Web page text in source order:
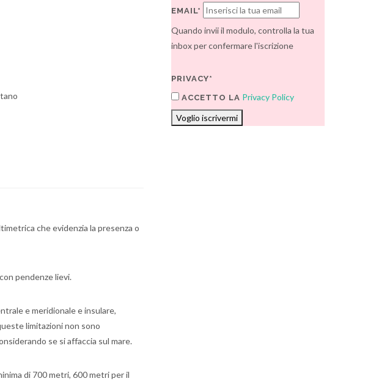
che evidenzia la presenza o
pendenze lievi.
e meridionale e insulare,
limitazioni non sono
se si affaccia sul mare.
di 700 metri, 600 metri per il
EMAIL*
Quando invii il modulo, controlla la tua
inbox per confermare l'iscrizione
PRIVACY*
ACCETTO LA Privacy Policy
Voglio iscrivermi